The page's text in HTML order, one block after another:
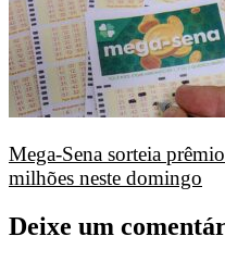
Mega-Sena sorteia
milhões neste domingo
Deixe um